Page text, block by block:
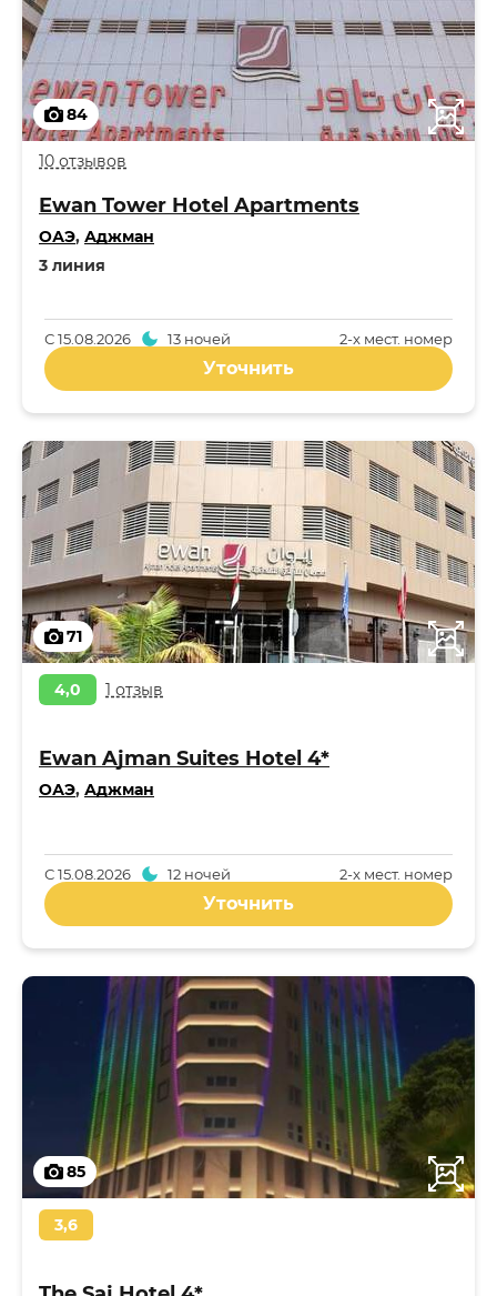
84
10 отзывов
Ewan Tower Hotel Apartments
ОАЭ, Аджман
3 линия
2-x мест. номер
С15.08.2026 13 ночей
Уточнить
71
4,0 1 отзыв
Ewan Ajman Suites Hotel 4*
ОАЭ, Аджман
2-x мест. номер
С15.08.2026 12 ночей
Уточнить
85
3,6